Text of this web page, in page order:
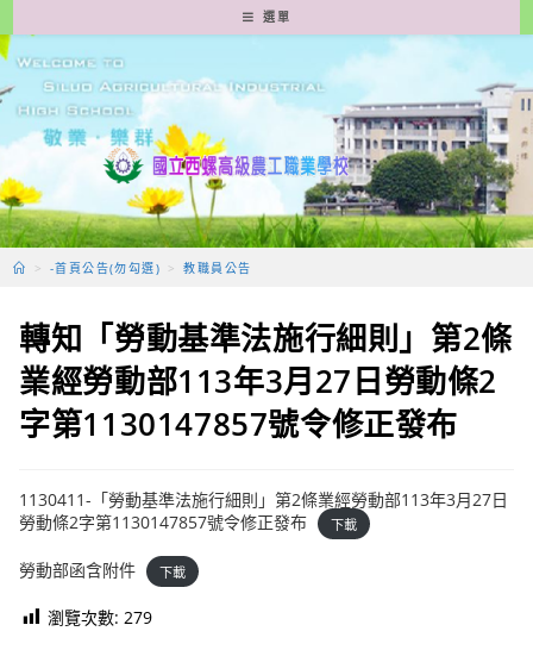
轉
至
要
容
選單
> -首頁公告(勿勾選) > 教職員公告
轉知「勞動基準法施行細則」第2條
業經勞動部113年3月27日勞動條2
字第1130147857號令修正發布
1130411-「勞動基準法施行細則」第2條業經勞動部113年3月27日
勞動條2字第1130147857號令修正發布
下載
勞動部函含附件 下載
瀏覽次數: 279